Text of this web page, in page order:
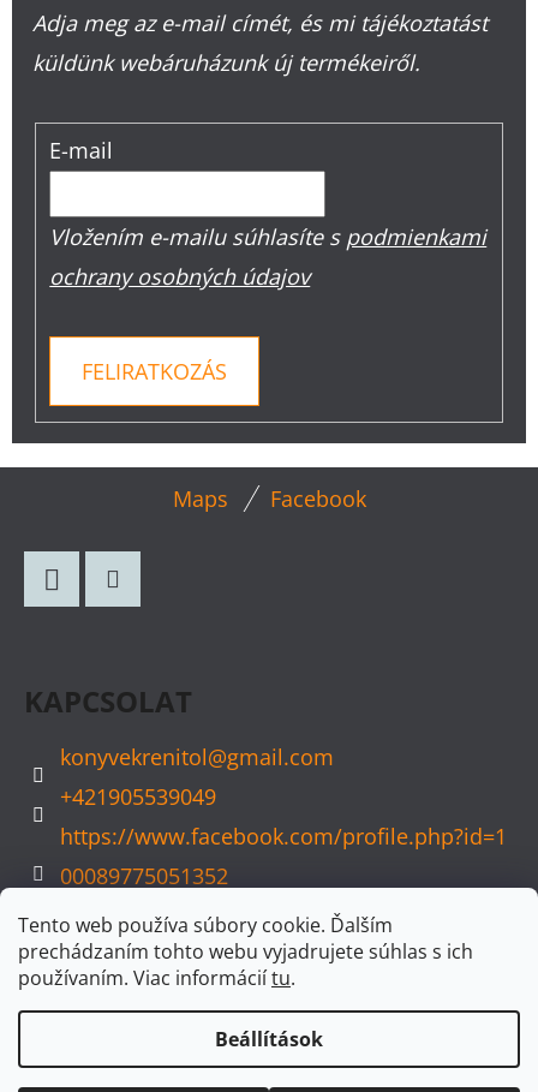
Tento web používa súbory cookie. Ďalším
prechádzaním tohto webu vyjadrujete súhlas s ich
používaním. Viac informáciítu.
Beállítások
Adja meg az e-mail címét, és mi tájékoztatást
küldünk webáruházunk új termékeiről.
E-mail
Vložením e-mailu súhlasíte s podmienkami
ochrany osobných údajov
FELIRATKOZÁS
Maps Facebook
KAPCSOLAT
konyvekrenitol@gmail.com
+421905539049
https://www.facebook.com/profile.php?id=1
00089775051352
konyvvarazs
Shoptet készítette